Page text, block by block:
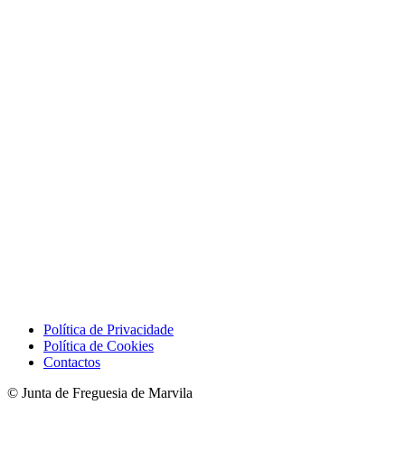
Política de Privacidade
Política de Cookies
Contactos
© Junta de Freguesia de Marvila